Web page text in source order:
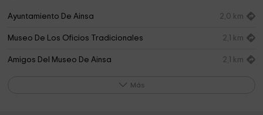
Ayuntamiento De Ainsa 2,0 km
Museo De Los Oficios Tradicionales 2,1 km
Amigos Del Museo De Ainsa 2,1 km
Más